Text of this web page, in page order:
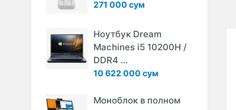
271 000 сум
Ноутбук Dream
Machines i5 10200H /
DDR4 ...
10 622 000 сум
Моноблок в полном